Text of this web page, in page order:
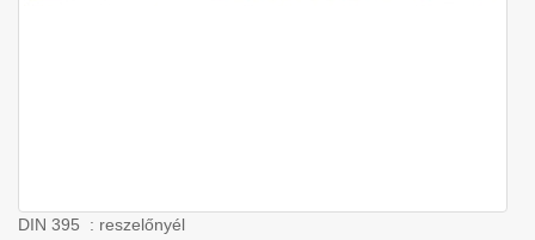
DIN 395 : reszelőnyél